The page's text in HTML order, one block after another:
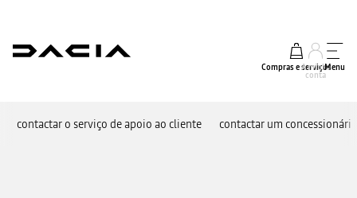
Compras e serviços
A minha
conta
Menu
contactar o serviço de apoio ao cliente contactar um concessionário